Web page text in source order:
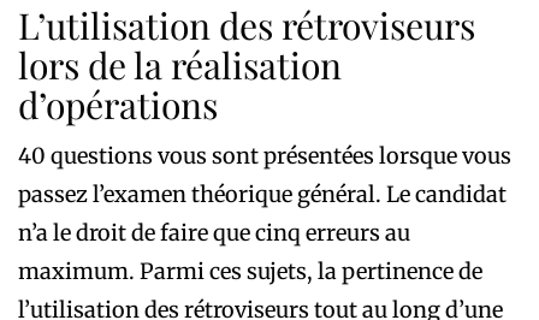
L’utilisation des rétroviseurs
lors de la réalisation
d’opérations
40 questions vous sont présentées lorsque vous
passez l’examen théorique général. Le candidat
n’a le droit de faire que cinq erreurs au
maximum. Parmi ces sujets, la pertinence de
l’utilisation des rétroviseurs tout au long d’une